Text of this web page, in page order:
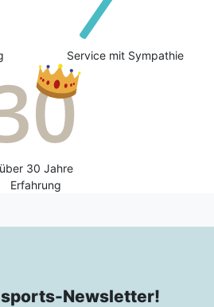
Service mit Sympathie
über 30 Jahre
Erfahrung
Newsletter!